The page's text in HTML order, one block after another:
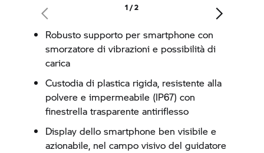
utilizzando il supporto per il sistema di
originale BMW non incluso nelle dotazioni di serie.
1 / 2
Robusto supporto per smartphone con
smorzatore di vibrazioni e possibilità di
carica
Custodia di plastica rigida, resistente alla
polvere e impermeabile (IP67) con
finestrella trasparente antiriflesso
Display dello smartphone ben visibile e
azionabile, nel campo visivo del guidatore